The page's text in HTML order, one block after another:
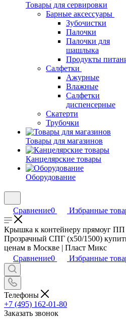
Товары для сервировки
Барные аксессуары
Зубочистки
Палочки
Палочки для
шашлыка
Продукты
Салфетки
Ажурные
Влажные
Салфетки
диспенсерные
Скатерти
Трубочки
Товары для магазинов
Канцелярские товары
Оборудование
Сравнение0 Избранные
Крышка к контейнеру прямоуг
Прозрачный СПГ (х50/1500)
ценам в Москве | Пласт Микс
Сравнение0 Избранные
Телефоны
+7 (495) 162-01-80
Заказать звонок